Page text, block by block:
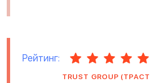
Рейтинг:
TRUST GROUP